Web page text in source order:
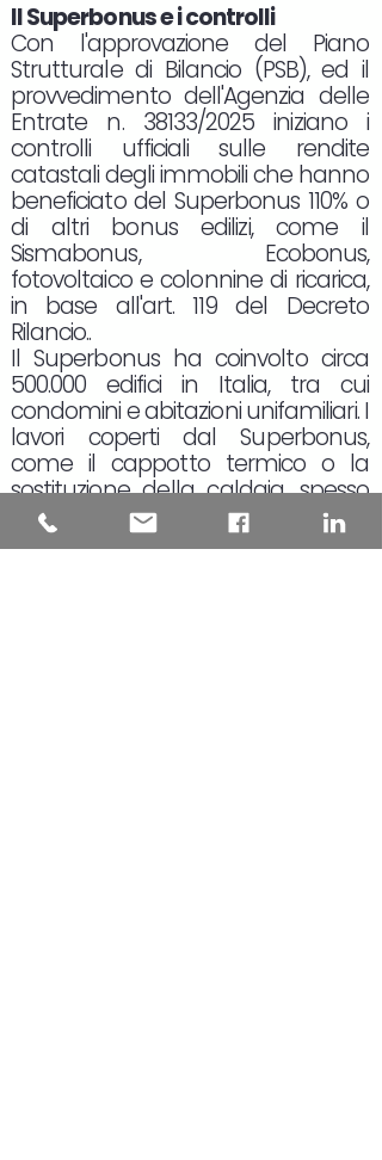
Il Superbonus e i controlli
Con l'approvazione del Piano
Strutturale di Bilancio (PSB), ed il
provvedimento dell'Agenzia delle
Entrate n. 38133/2025 iniziano i
controlli ufficiali sulle rendite
catastali degli immobili che hanno
beneficiato del Superbonus 110% o
di altri bonus edilizi, come il
Sismabonus, Ecobonus,
fotovoltaico e colonnine di ricarica,
in base all'art. 119 del Decreto
Rilancio..
Il Superbonus ha coinvolto circa
500.000 edifici in Italia, tra cui
condomini e abitazioni unifamiliari. I
lavori coperti dal Superbonus,
come il cappotto termico o la
sostituzione della caldaia, spesso
non comportano una variazione
della pianta dell'immobile, e quindi